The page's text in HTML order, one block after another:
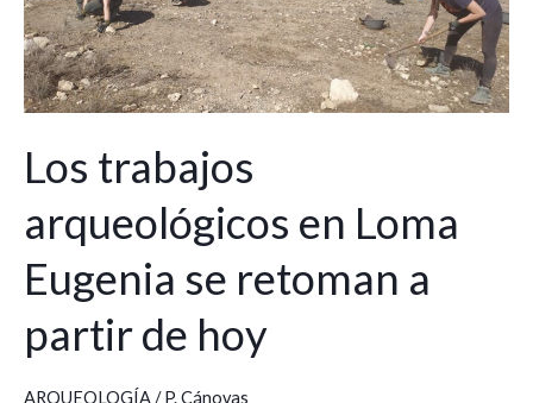
Los trabajos
arqueológicos en Loma
Eugenia se retoman a
partir de hoy
ARQUEOLOGÍA/P. Cánovas
Eugenia
se
retoman
a
de